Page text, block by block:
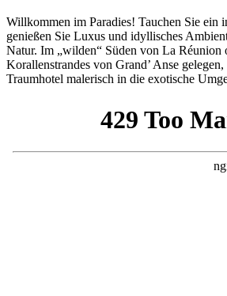
Willkommen im Paradies! Tauchen Sie ein
genießen Sie Luxus und idyllisches
Natur. Im „wilden“ Süden von La Réunion
Korallenstrandes von Grand’ Anse
Traumhotel malerisch in die exotische